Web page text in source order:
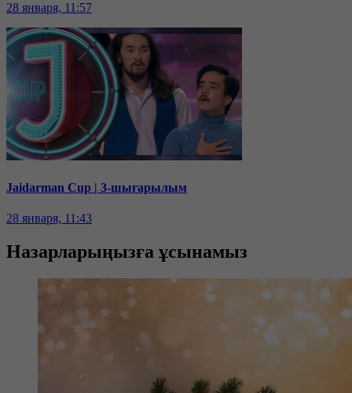
28 января, 11:57
Jaidarman Cup | 3-шығарылым
28 января, 11:43
Назарларыңызға ұсынамыз